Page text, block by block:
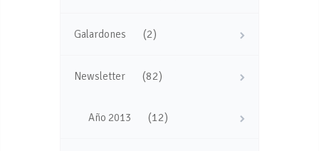
Galardones (2)
Newsletter (82)
Año 2013 (12)